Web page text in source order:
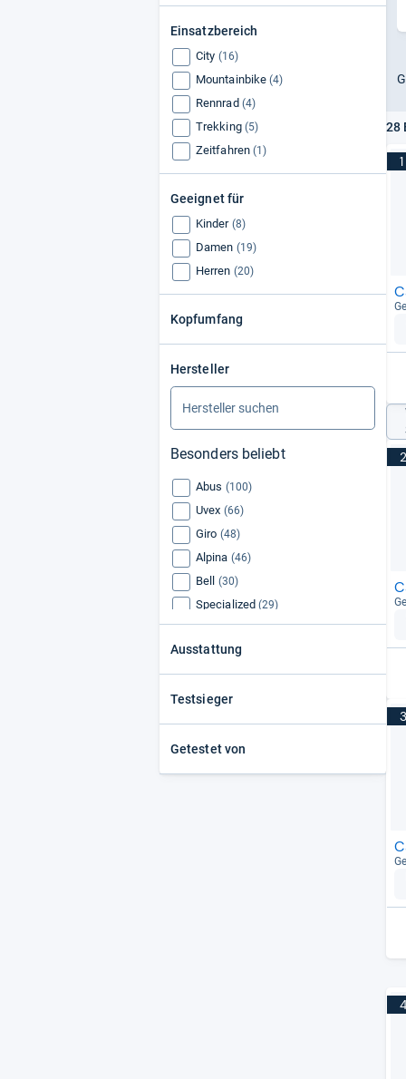
Einsatzbereich
City (16)
Mountainbike (4)
Rennrad (4)
Trekking (5)
Zeitfahren (1)
Geeignet für
Kinder (8)
Damen (19)
Herren (20)
Kopfumfang
Hersteller
Besonders beliebt
Abus (100)
Uvex (66)
Giro (48)
Alpina (46)
Bell (30)
Specialized (29)
Met (29)
Lazer (29)
KED (29)
Cratoni
Ausstattung
Testsieger
Getestet von
28
1
2
3
4